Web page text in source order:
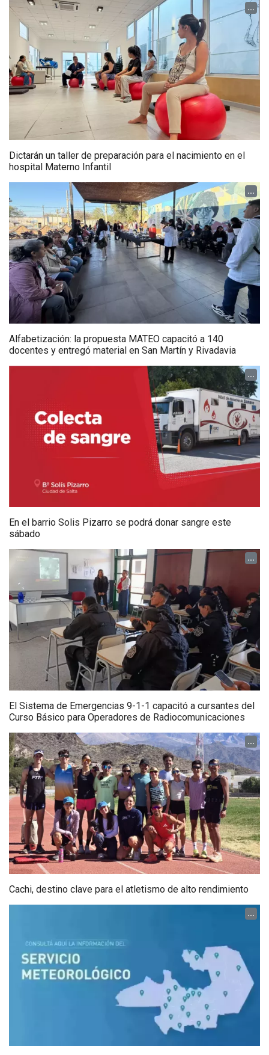
...
Dictarán un taller de preparación para el nacimiento en el
hospital Materno Infantil
...
Alfabetización: la propuesta MATEO capacitó a 140
docentes y entregó material en San Martín y Rivadavia
...
En el barrio Solis Pizarro se podrá donar sangre este
sábado
...
El Sistema de Emergencias 9-1-1 capacitó a cursantes del
Curso Básico para Operadores de Radiocomunicaciones
...
Cachi, destino clave para el atletismo de alto rendimiento
...